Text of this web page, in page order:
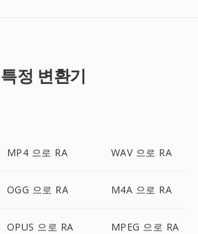
특정 변환기
MP4 으로 RA WAV 으로 RA
OGG 으로 RA M4A 으로 RA
OPUS 으로 RA MPEG 으로 RA